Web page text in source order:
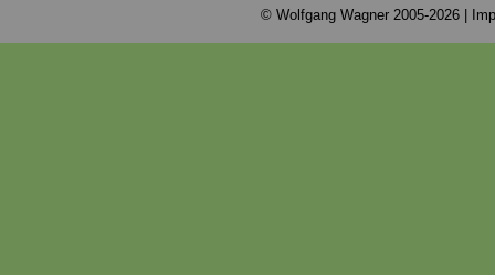
© Wolfgang Wagner 2005-2026 |